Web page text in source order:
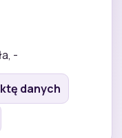
-
danych